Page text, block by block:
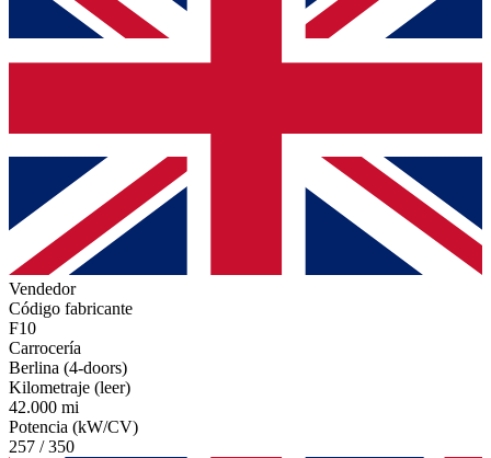
Vendedor
Código fabricante
F10
Carrocería
Berlina (4-doors)
Kilometraje (leer)
42.000 mi
Potencia (kW/CV)
257 / 350